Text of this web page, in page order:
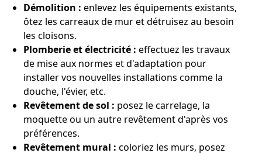
Démolition : enlevez les équipements existants,
ôtez les carreaux de mur et détruisez au besoin
les cloisons.
Plomberie et électricité : effectuez les travaux
de mise aux normes et d'adaptation pour
installer vos nouvelles installations comme la
douche, l'évier, etc.
Revêtement de sol : posez le carrelage, la
moquette ou un autre revêtement d'après vos
préférences.
Revêtement mural : coloriez les murs, posez